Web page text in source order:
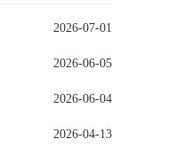
2026-07-01
2026-06-05
2026-06-04
2026-04-13